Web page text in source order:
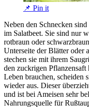
📌 Pin it
Neben den Schnecken
im Salatbeet. Sie sind nur
rotbraun oder
Unterseite der Blätter oder
stechen sie mit ihrem
den zuckrigen
Leben brauchen, scheiden
wieder aus. Dieser
und ist bei Ameisen sehr
Nahrungsquelle für